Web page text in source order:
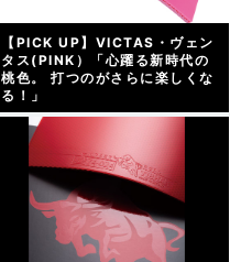
【PICK UP】VICTAS・ヴェン
タス(PINK）「心躍る新時代の
桃色。 打つのがさらに楽しくな
る！」